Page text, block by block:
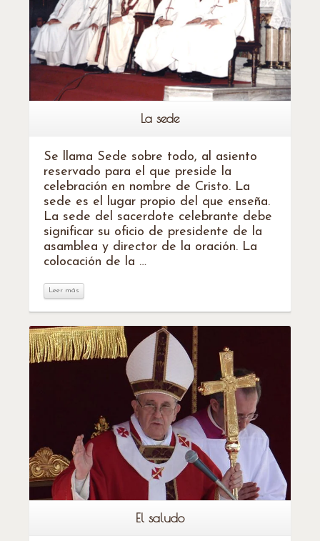
La sede
Se llama Sede sobre todo, al asiento
reservado para el que preside la
celebración en nombre de Cristo. La
sede es el lugar propio del que enseña.
La sede del sacerdote celebrante debe
significar su oficio de presidente de la
asamblea y director de la oración. La
colocación de la …
Leer más
Leer más
El saludo